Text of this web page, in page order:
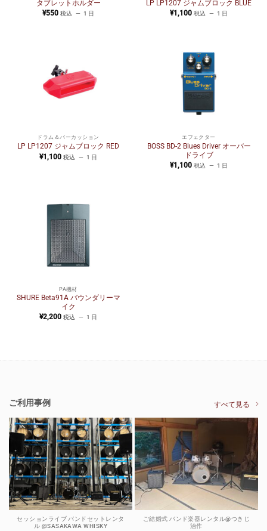
タブレットホルダー
¥550 税込 1 日
LP LP1207 ジャムブロック BLUE
¥1,100 税込 1 日
ドラム＆パーカッション
LP LP1207 ジャムブロック RED
¥1,100 税込 1 日
エフェクター
BOSS BD-2 Blues Driver オーバー
ドライブ
¥1,100 税込 1 日
PA機材
SHURE Beta91A バウンダリーマ
イク
¥2,200 税込 1 日
ご利用事例 すべて見る
セッションライブ バンドセットレンタ
ル @SASAKAWA WHISKY
ご結婚式 バンド楽器レンタル@つきじ
治作